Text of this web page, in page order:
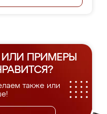
ИЛИ ПРИМЕРЫ
также или